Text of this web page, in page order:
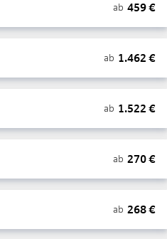
ab 459€
ab 1.462 €
ab 1.522 €
ab 270€
ab 268€